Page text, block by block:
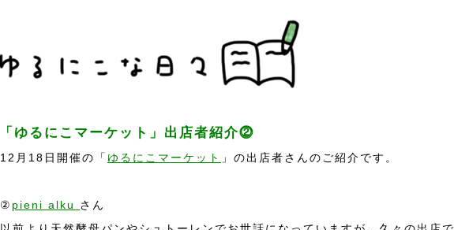
「ゆるにこマーケット」出店者紹介⓶
12月18日開催の「 ゆるにこマーケット 」の出店者さんのご紹介です。
② pieni alku さん